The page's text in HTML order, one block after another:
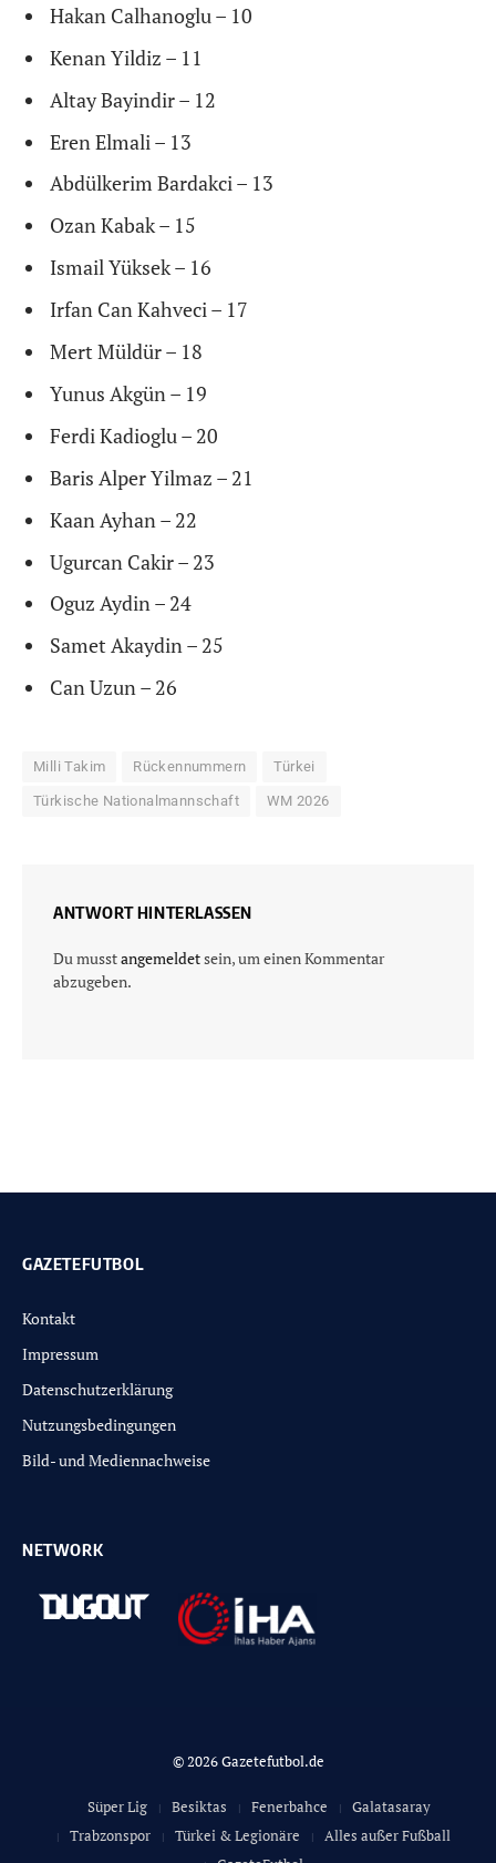
Hakan Calhanoglu – 10
Kenan Yildiz – 11
Altay Bayindir – 12
Eren Elmali – 13
Abdülkerim Bardakci – 13
Ozan Kabak – 15
Ismail Yüksek – 16
Irfan Can Kahveci – 17
Mert Müldür – 18
Yunus Akgün – 19
Ferdi Kadioglu – 20
Baris Alper Yilmaz – 21
Kaan Ayhan – 22
Ugurcan Cakir – 23
Oguz Aydin – 24
Samet Akaydin – 25
Can Uzun – 26
Milli Takim Rückennummern Türkei
Türkische Nationalmannschaft WM 2026
ANTWORT HINTERLASSEN
Du musstangemeldetsein, um einen Kommentar
abzugeben.
GAZETEFUTBOL
Kontakt
Impressum
Datenschutzerklärung
Nutzungsbedingungen
Bild- und Mediennachweise
NETWORK
© 2026 Gazetefutbol.de
Süper Lig Besiktas Fenerbahce
Galatasaray
Trabzonspor
Türkei & Legionäre
Alles außer Fußball